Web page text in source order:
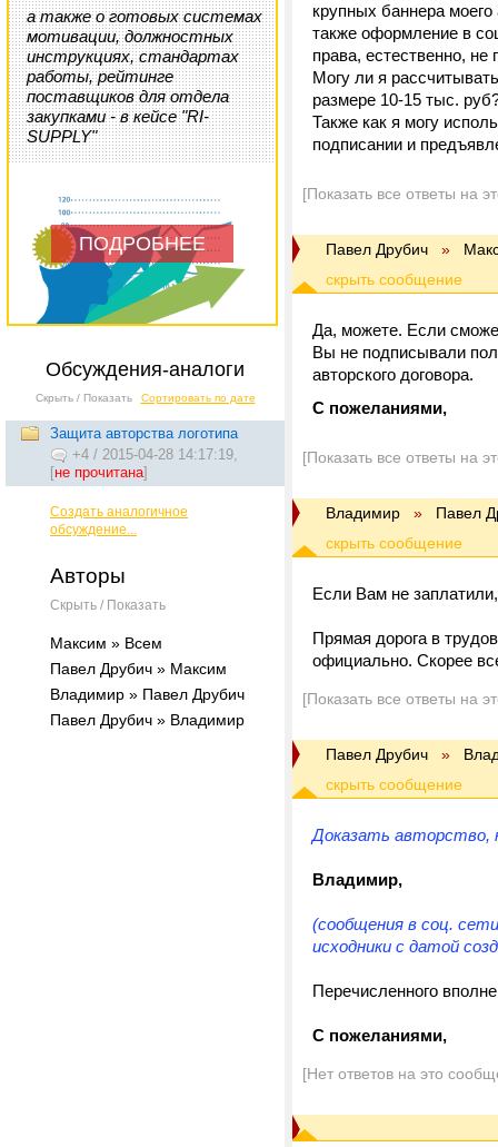
а также о готовых системах
мотивации, должностных
инструкциях, стандартах
работы, рейтинге
поставщиков для отдела
закупками - в кейсе "RI-
SUPPLY"
ПОДРОБНЕЕ
Обсуждения-аналоги
Скрыть / Показать Сортировать по дате
Защита авторства логотипа
+4 / 2015-04-28 14:17:19,
[не прочитана]
Создать аналогичное
обсуждение...
Авторы
Скрыть / Показать
Максим » Всем
Павел Друбич » Максим
Владимир » Павел Друбич
Павел Друбич » Владимир
крупных баннера
также оформление в
права, естественно,
Могу ли я
размере 10-15 тыс.
Также как я могу
подписании и
[Показать все ответы на
Павел Друбич »
Да, можете. Если
Вы не подписывали
авторского договора.
С пожеланиями,
[Показать все ответы на
Владимир » Павел
Если Вам не
Прямая дорога в
официально. Скорее
[Показать все ответы на
Павел Друбич »
Доказать авторство,
Владимир,
(сообщения в соц.
исходники с датой
Перечисленного
С пожеланиями,
[Нет ответов на это